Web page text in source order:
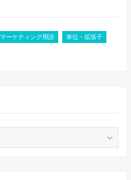
マーケティング用語 単位・拡張子